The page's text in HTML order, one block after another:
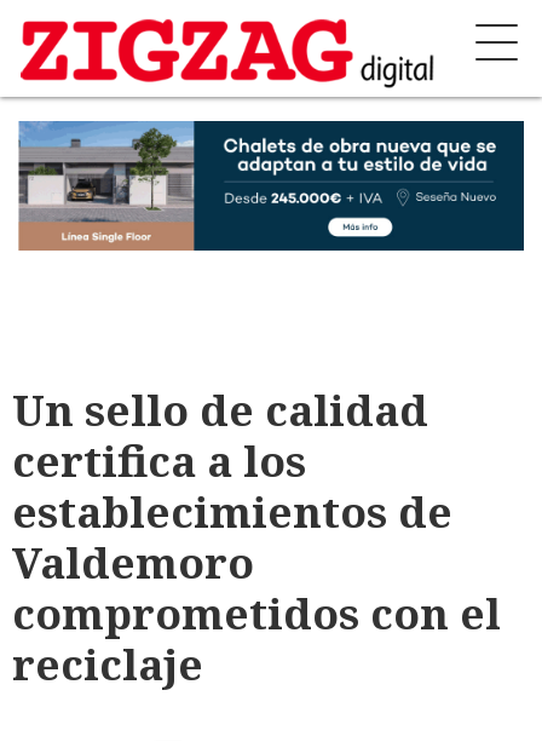
Un sello de calidad
certifica a los
establecimientos de
Valdemoro
comprometidos con el
reciclaje